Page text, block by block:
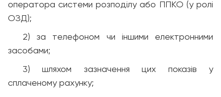
оператора системи розподілу або ППКО (у ролі
ОЗД);
2) за телефоном чи іншими електронними
засобами;
3) шляхом зазначення цих показів у
сплаченому рахунку;